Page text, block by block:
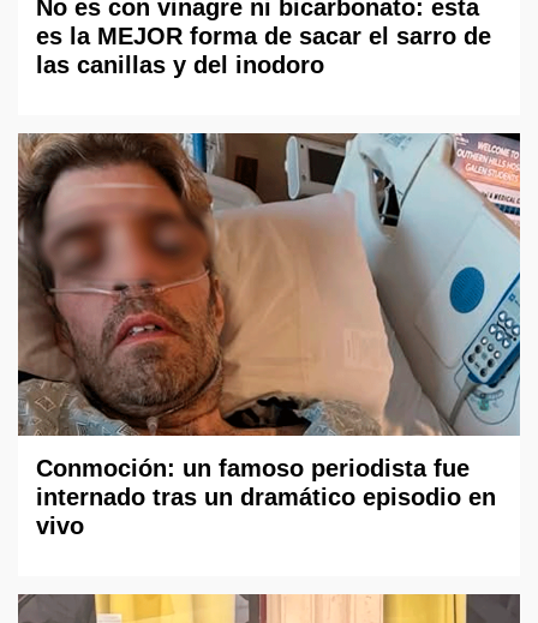
No es con vinagre ni bicarbonato: esta
es la MEJOR forma de sacar el sarro de
las canillas y del inodoro
Conmoción: un famoso periodista fue
internado tras un dramático episodio en
vivo